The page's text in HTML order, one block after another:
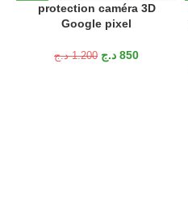
protection caméra 3D
Google pixel
1.200 د.ج 850 د.ج